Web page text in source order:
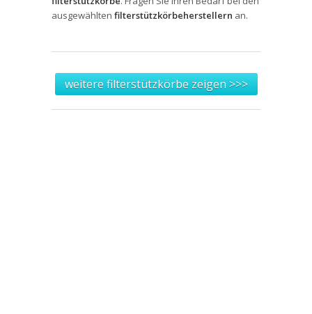
ausgewählten filterstützkörbeherstellern an.
weitere filterstützkörbe zeigen >>>